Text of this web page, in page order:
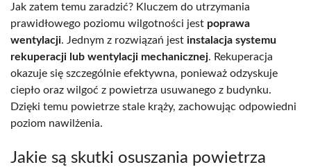
Jak zatem temu zaradzić? Kluczem do utrzymania
prawidłowego poziomu wilgotności jest poprawa
wentylacji. Jednym z rozwiązań jest instalacja systemu
rekuperacji lub wentylacji mechanicznej. Rekuperacja
okazuje się szczególnie efektywna, ponieważ odzyskuje
ciepło oraz wilgoć z powietrza usuwanego z budynku.
Dzięki temu powietrze stale krąży, zachowując odpowiedni
poziom nawilżenia.
Jakie są skutki osuszania powietrza